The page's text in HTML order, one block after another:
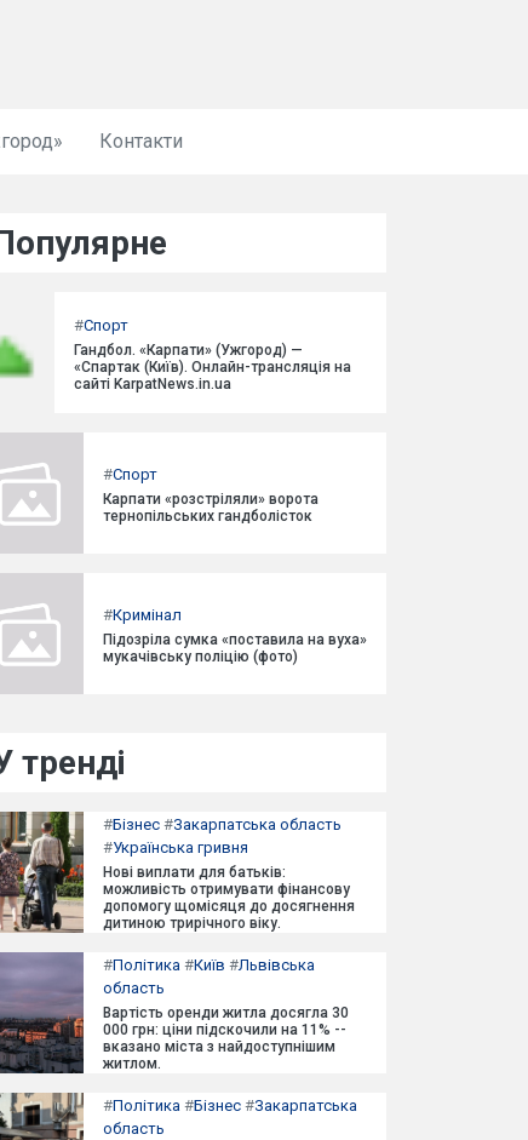
Контакти
#Спорт
Гандбол. «Карпати» (Ужгород) —
«Спартак (Київ). Онлайн-трансляція на
сайті KarpatNews.in.ua
#Спорт
Карпати «розстріляли» ворота
тернопільських гандболісток
#Кримінал
Підозріла сумка «поставила на вуха»
мукачівську поліцію (фото)
тренді
#Бізнес #Закарпатська область
#Українська гривня
Нові виплати для батьків:
можливість отримувати фінансову
допомогу щомісяця до досягнення
дитиною трирічного віку.
#Політика #Київ #Львівська
область
Вартість оренди житла досягла 30
000 грн: ціни підскочили на 11% --
вказано міста з найдоступнішим
житлом.
#Політика #Бізнес #Закарпатська
область